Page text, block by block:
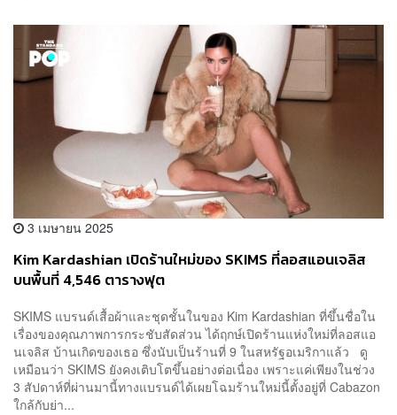
3 เมษายน 2025
Kim Kardashian เปิดร้านใหม่ของ SKIMS ที่ลอสแอนเจลิส
บนพื้นที่ 4,546 ตารางฟุต
SKIMS แบรนด์เสื้อผ้าและชุดชั้นในของ Kim Kardashian ที่ขึ้นชื่อใน
เรื่องของคุณภาพการกระชับสัดส่วน ได้ฤกษ์เปิดร้านแห่งใหม่ที่ลอสแอ
นเจลิส บ้านเกิดของเธอ ซึ่งนับเป็นร้านที่ 9 ในสหรัฐอเมริกาแล้ว ดู
เหมือนว่า SKIMS ยังคงเติบโตขึ้นอย่างต่อเนื่อง เพราะแค่เพียงในช่วง
3 สัปดาห์ที่ผ่านมานี้ทางแบรนด์ได้เผยโฉมร้านใหม่นี้ตั้งอยู่ที่ Cabazon
ใกล้กับย่า...